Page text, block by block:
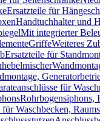
Ersatzteile für
Handtuchhalter und
Mit integrierter
GriffeWeiteres
Ersatzteile für
für
Rohrbogensiphons,
Waschbecken,